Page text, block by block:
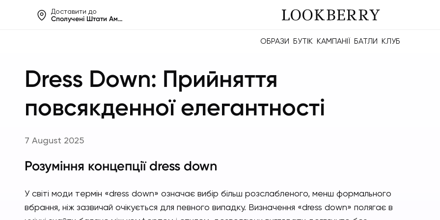
Доставити до
Сполучені Штати Америки
ОБРАЗИ БУТІК КАМПАНІЇ БАТЛИ КЛУБ
Dress Down: Прийняття
повсякденної елегантності
7 August 2025
Розуміння концепції dress down
У світі моди термін «dress down» означає вибір більш розслабленого, менш формального
вбрання, ніж зазвичай очікується для певного випадку. Визначення «dress down» полягає в